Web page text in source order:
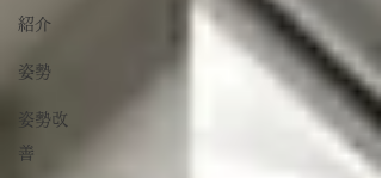
紹介
姿勢
姿勢改
善